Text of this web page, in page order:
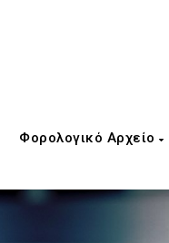
Φορολογικό Αρχείο